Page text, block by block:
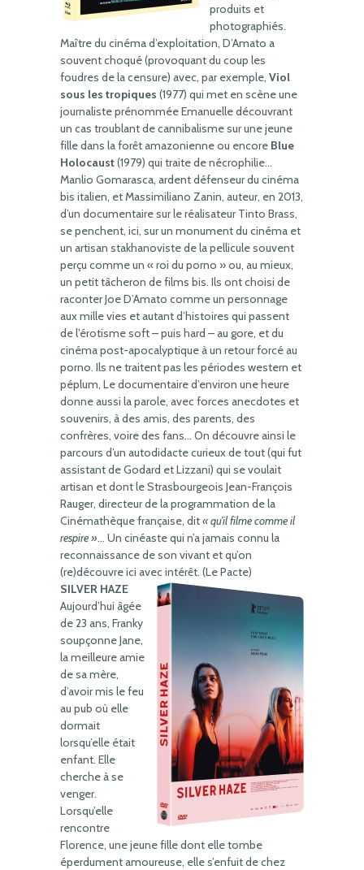
produits et
photographiés.
Maître du cinéma d’exploitation, D’Amato a
souvent choqué (provoquant du coup les
foudres de la censure) avec, par exemple, Viol
sous les tropiques (1977) qui met en scène une
journaliste prénommée Emanuelle découvrant
un cas troublant de cannibalisme sur une jeune
fille dans la forêt amazonienne ou encore Blue
Holocaust(1979) qui traite de nécrophilie…
Manlio Gomarasca, ardent défenseur du cinéma
bis italien, et Massimiliano Zanin, auteur, en 2013,
d’un documentaire sur le réalisateur Tinto Brass,
se penchent, ici, sur un monument du cinéma et
un artisan stakhanoviste de la pellicule souvent
perçu comme un « roi du porno » ou, au mieux,
un petit tâcheron de films bis. Ils ont choisi de
raconter Joe D’Amato comme un personnage
aux mille vies et autant d’histoires qui passent
de l’érotisme soft – puis hard – au gore, et du
cinéma post-apocalyptique à un retour forcé au
porno. Ils ne traitent pas les périodes western et
péplum, Le documentaire d’environ une heure
donne aussi la parole, avec forces anecdotes et
souvenirs, à des amis, des parents, des
confrères, voire des fans… On découvre ainsi le
parcours d’un autodidacte curieux de tout (qui fut
assistant de Godard et Lizzani) qui se voulait
artisan et dont le Strasbourgeois Jean-François
Rauger, directeur de la programmation de la
Cinémathèque française, dit« qu’il filme comme il
respire »… Un cinéaste qui n’a jamais connu la
reconnaissance de son vivant et qu’on
(re)découvre ici avec intérêt. (Le Pacte)
SILVER HAZE
Aujourd’hui âgée
de 23 ans, Franky
soupçonne Jane,
la meilleure amie
de sa mère,
d’avoir mis le feu
au pub où elle
dormait
lorsqu’elle était
enfant. Elle
cherche à se
venger.
Lorsqu’elle
rencontre
Florence, une jeune fille dont elle tombe
éperdument amoureuse, elle s’enfuit de chez